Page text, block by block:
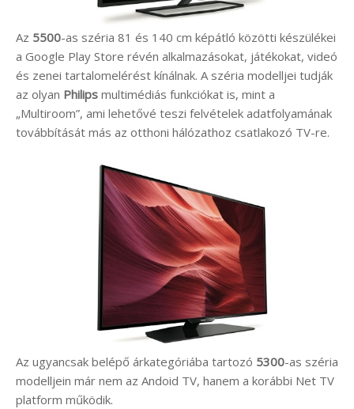
Az 5500-as széria 81 és 140 cm képátló közötti készülékei
a Google Play Store révén alkalmazásokat, játékokat, videó
és zenei tartalomelérést kínálnak. A széria modelljei tudják
az olyan Philips multimédiás funkciókat is, mint a
„Multiroom”, ami lehetővé teszi felvételek adatfolyamának
továbbítását más az otthoni hálózathoz csatlakozó TV-re.
Az ugyancsak belépő árkategóriába tartozó 5300-as széria
modelljein már nem az Andoid TV, hanem a korábbi Net TV
platform működik.